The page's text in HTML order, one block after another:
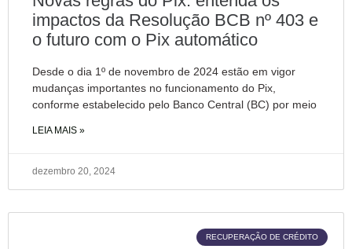
impactos da Resolução BCB nº 403 e
o futuro com o Pix automático
Desde o dia 1º de novembro de 2024 estão em vigor
mudanças importantes no funcionamento do Pix,
conforme estabelecido pelo Banco Central (BC) por meio
LEIA MAIS »
dezembro 20, 2024
RECUPERAÇÃO DE CRÉDITO